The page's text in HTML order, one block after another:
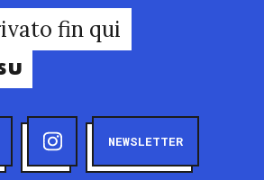
fin qui
NEWSLETTER